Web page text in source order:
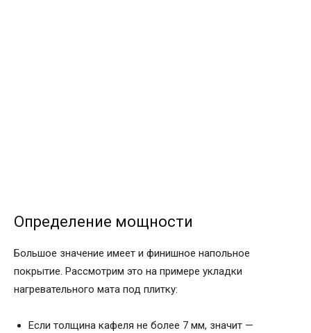
Определение мощности
Большое значение имеет и финишное напольное
покрытие. Рассмотрим это на примере укладки
нагревательного мата под плитку:
Если толщина кафеля не более 7 мм, значит —